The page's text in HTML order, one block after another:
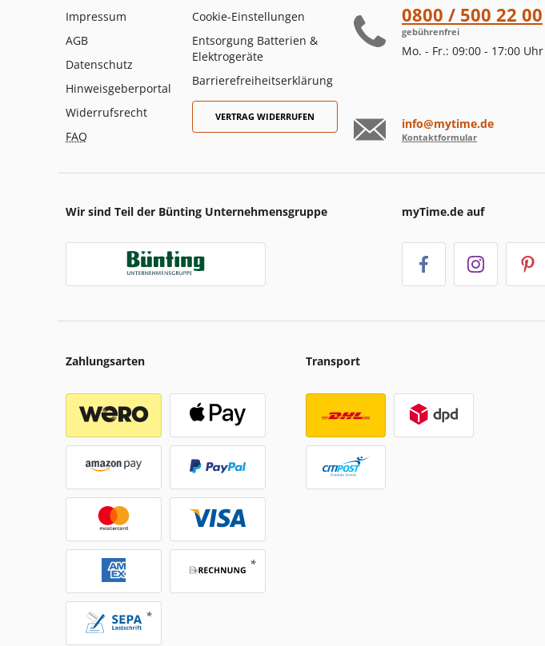
Impressum
AGB
Datenschutz
Hinweisgeberportal
Widerrufsrecht
FAQ
Cookie-Einstellungen
Entsorgung Batterien &
Elektrogeräte
Barrierefreiheitserklärung
VERTRAG WIDERRUFEN
0800 / 500 22 00
gebührenfrei
Mo. - Fr.: 09:00 - 17:00 Uhr
info@mytime.de
Kontaktformular
Wir sind Teil der Bünting Unternehmensgruppe myTime.de auf
Zahlungsarten Transport